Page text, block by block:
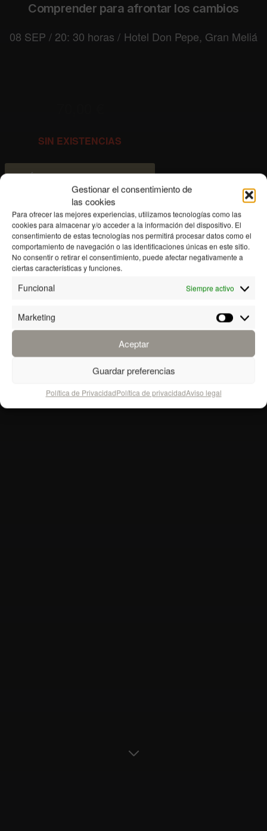
Gestionar el consentimiento de
las cookies
Para ofrecer las mejores experiencias, utilizamos tecnologías como las
cookies para almacenar y/o acceder a la información del dispositivo. El
consentimiento de estas tecnologías nos permitirá procesar datos como el
comportamiento de navegación o las identificaciones únicas en este sitio.
No consentir o retirar el consentimiento, puede afectar negativamente a
ciertas características y funciones.
Funcional Siempre activo
Marketing
Aceptar
Guardar preferencias
Política de PrivacidadPolítica de privacidadAviso legal
Comprender para afrontar los cambios
08 SEP / 20: 30 horas / Hotel Don Pepe, Gran Meliá
SIN EXISTENCIAS
Únete a la lista de espera